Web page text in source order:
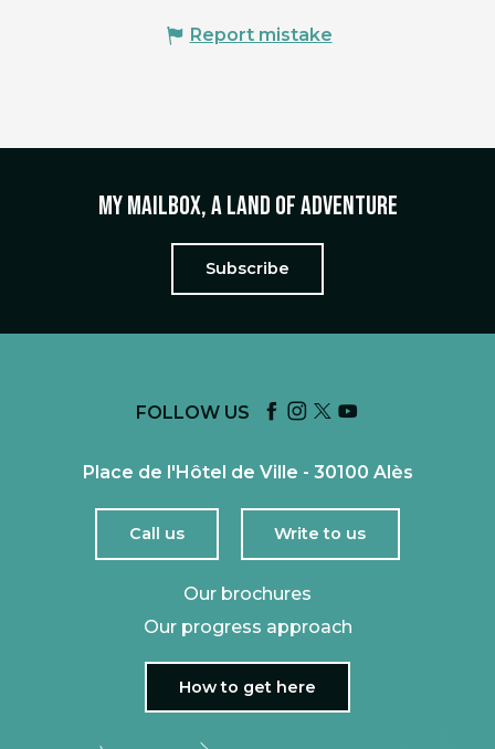
Report mistake
My mailbox, a land of adventure
Subscribe
FOLLOW US
Place de l'Hôtel de Ville - 30100 Alès
Call us Write to us
Our brochures
Our progress approach
How to get here